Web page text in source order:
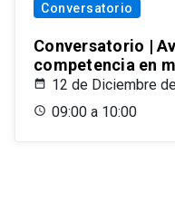
Conversatorio
Conversatorio |
competencia en
12 de Diciembre
09:00 a 10:00